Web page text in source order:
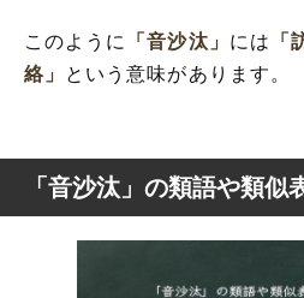
このように 「音沙汰」 には 「
絡」
という意味があります。
「音沙汰」の類語や類似